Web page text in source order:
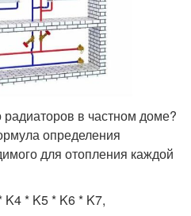
радиаторов в частном доме?
определения
для отопления каждой
K4 * K5 * K6 * K7,